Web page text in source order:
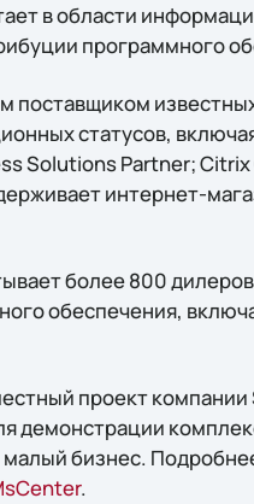
в области
программного
поставщиком
статусов,
Solutions Partner;
интернет-
более 800
обеспечения,
проект
демонстрации
бизнес.
.